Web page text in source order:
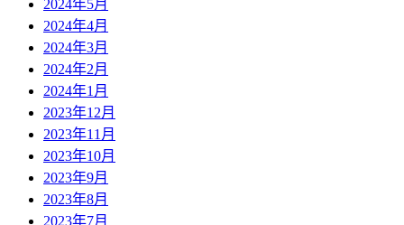
2024年5月
2024年4月
2024年3月
2024年2月
2024年1月
2023年12月
2023年11月
2023年10月
2023年9月
2023年8月
2023年7月